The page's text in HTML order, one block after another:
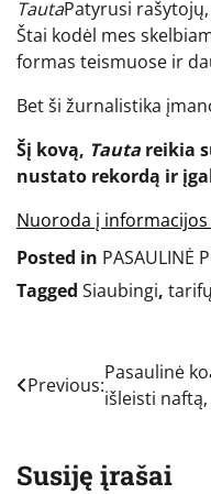
TautaPatyrusi
Štai kodėl mes
formas teismuose ir
Bet ši žurnalistika
Šį kovą, Tauta reikia
nustato rekordą ir
Nuoroda į
Posted in PASAULINĖ
Tagged Siaubingi, tarifų
Navigacija
įrašų
Previous:
Pasaulinė
išleisti
Susiję įrašai